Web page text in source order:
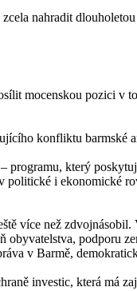
nahradit
mocenskou pozici v
konfliktu barmské
programu, který
i ekonomické
více než
podporu
v Barmě,
investic, která má